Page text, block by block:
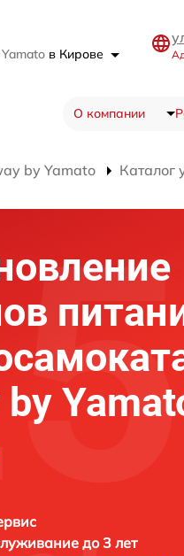
в Кирове
О компании
by Yamato Каталог
до 3 лет